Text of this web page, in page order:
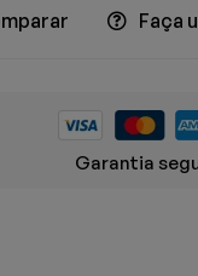
Faça
Garantia